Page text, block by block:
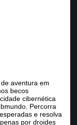
aventura em
becos
cibernética
Percorra
e resolva
por droides